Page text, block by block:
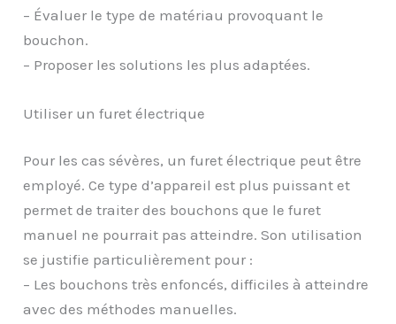
– Évaluer le type de matériau provoquant le
bouchon.
– Proposer les solutions les plus adaptées.
Utiliser un furet électrique
Pour les cas sévères, un furet électrique peut être
employé. Ce type d’appareil est plus puissant et
permet de traiter des bouchons que le furet
manuel ne pourrait pas atteindre. Son utilisation
se justifie particulièrement pour :
– Les bouchons très enfoncés, difficiles à atteindre
avec des méthodes manuelles.